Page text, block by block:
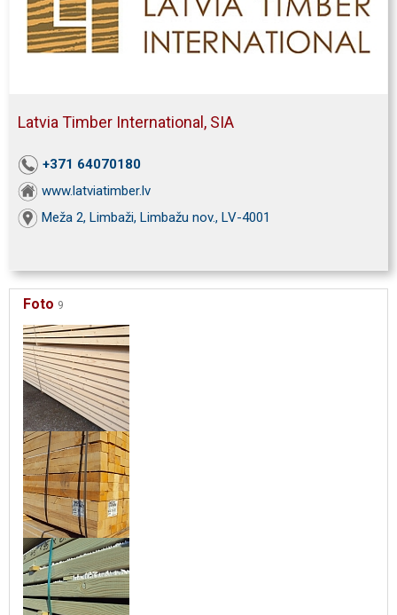
Latvia Timber International, SIA
+371 64070180
www.latviatimber.lv
Meža 2, Limbaži, Limbažu nov., LV-4001
Foto 9